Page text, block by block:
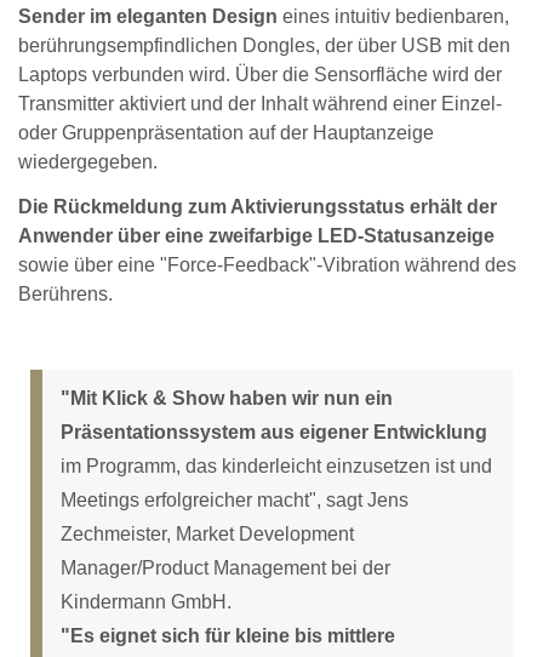
Sender im eleganten Design eines intuitiv bedienbaren,
berührungsempfindlichen Dongles, der über USB mit den
Laptops verbunden wird. Über die Sensorfläche wird der
Transmitter aktiviert und der Inhalt während einer Einzel-
oder Gruppenpräsentation auf der Hauptanzeige
wiedergegeben.
Die Rückmeldung zum Aktivierungsstatus erhält der
Anwender über eine zweifarbige LED-Statusanzeige
sowie über eine "Force-Feedback"-Vibration während des
Berührens.
"Mit Klick & Show haben wir nun ein
Präsentationssystem aus eigener Entwicklung
im Programm, das kinderleicht einzusetzen ist und
Meetings erfolgreicher macht", sagt Jens
Zechmeister, Market Development
Manager/Product Management bei der
Kindermann GmbH.
"Es eignet sich für kleine bis mittlere